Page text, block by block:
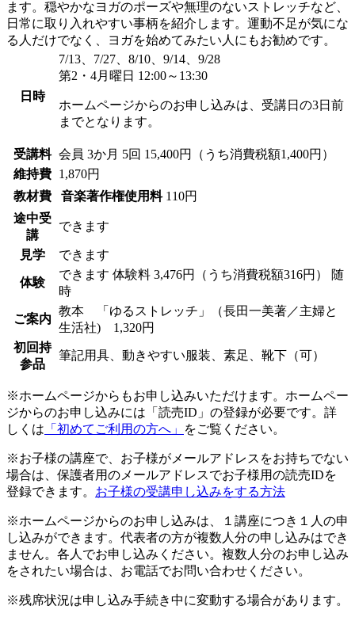
ます。穏やかなヨガのポーズや無理のないストレッチなど、
日常に取り入れやすい事柄を紹介します。運動不足が気にな
る人だけでなく、ヨガを始めてみたい人にもお勧めです。
日時
7/13、7/27、8/10、9/14、9/28
第2・4月曜日 12:00～13:30
ホームページからのお申し込みは、受講日の3日前
までとなります。
受講料 会員 3か月 5回 15,400円（うち消費税額1,400円）
維持費
1,870円
教材費
音楽著作権使用料 110円
途中受
講
できます
見学 できます
体験
できます 体験料 3,476円（うち消費税額316円）
随
時
ご案内
教本 「ゆるストレッチ」（長田一美著／主婦と
生活社) 1,320円
初回持
参品
筆記用具、動きやすい服装、素足、靴下（可）
※ホームページからもお申し込みいただけます。ホームペー
ジからのお申し込みには「読売ID」の登録が必要です。詳
しくは 「初めてご利用の方へ」 をご覧ください。
※お子様の講座で、お子様がメールアドレスをお持ちでない
場合は、保護者用のメールアドレスでお子様用の読売IDを
登録できます。 お子様の受講申し込みをする方法
※ホームページからのお申し込みは、１講座につき１人の申
し込みができます。代表者の方が複数人分の申し込みはでき
ません。各人でお申し込みください。複数人分のお申し込み
をされたい場合は、お電話でお問い合わせください。
※残席状況は申し込み手続き中に変動する場合があります。